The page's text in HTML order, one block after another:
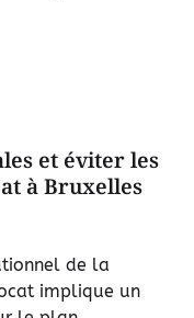
et éviter les
à Bruxelles
de la
implique un